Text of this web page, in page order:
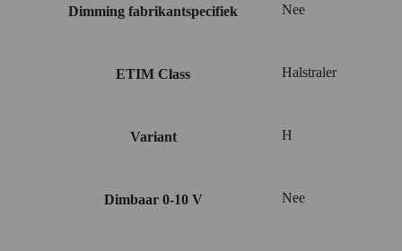
Dimming fabrikantspecifiek Nee
ETIM Class Halstraler
Variant H
Dimbaar 0-10 V Nee